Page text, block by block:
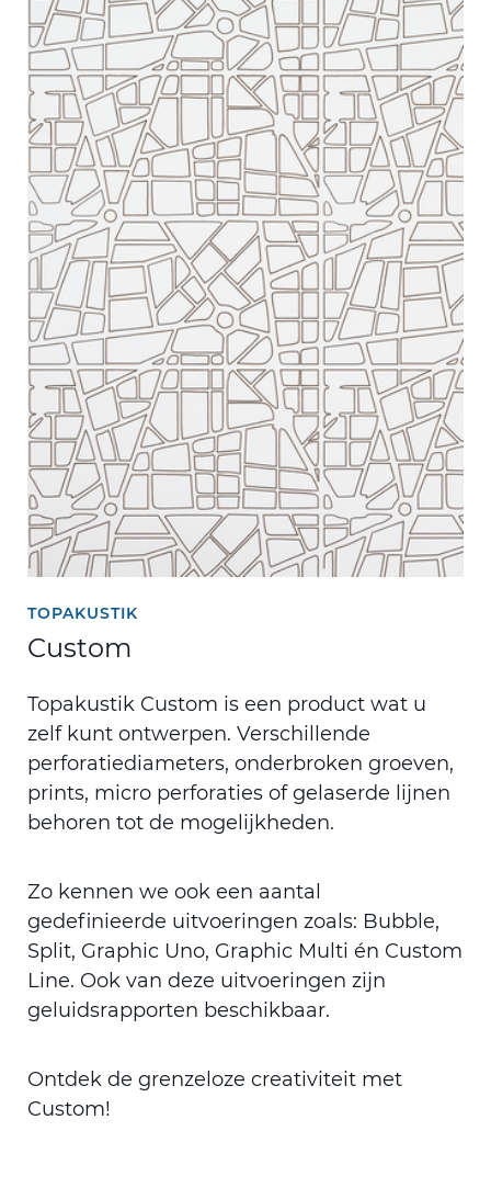
TOPAKUSTIK
Custom
Topakustik Custom is een product wat u
zelf kunt ontwerpen. Verschillende
perforatiediameters, onderbroken groeven,
prints, micro perforaties of gelaserde lijnen
behoren tot de mogelijkheden.
Zo kennen we ook een aantal
gedefinieerde uitvoeringen zoals: Bubble,
Split, Graphic Uno, Graphic Multi én Custom
Line. Ook van deze uitvoeringen zijn
geluidsrapporten beschikbaar.
Ontdek de grenzeloze creativiteit met
Custom!